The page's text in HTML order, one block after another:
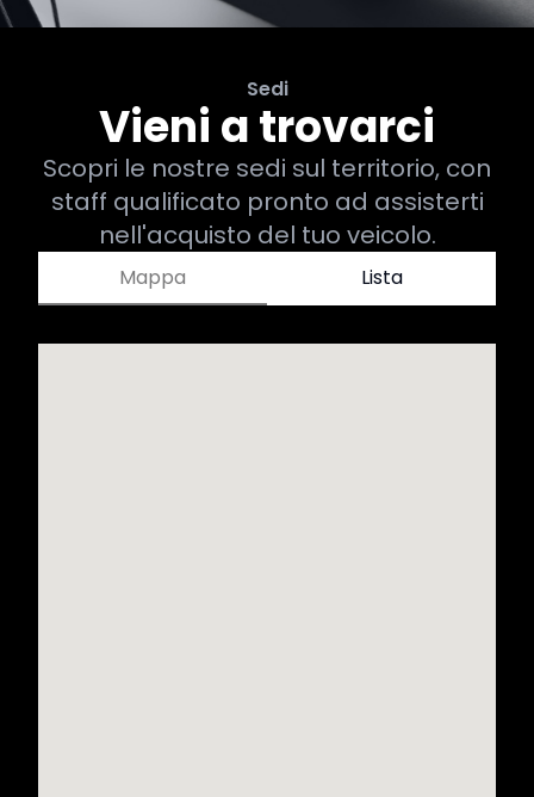
Sedi
Vieni a trovarci
Scopri le nostre sedi sul territorio, con
staff qualificato pronto ad assisterti
nell'acquisto del tuo veicolo.
Mappa Lista